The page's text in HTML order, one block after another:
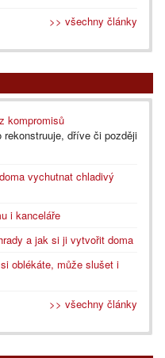
>> všechny články
kompromisů
dříve či později
vychutnat chladivý
i kanceláře
a jak si ji vytvořit doma
oblékáte, může slušet i
>> všechny články